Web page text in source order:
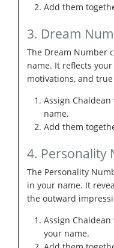
Add them
3. Dream
The Dream Number
name. It reflects
motivations, and
Assign
name.
Add them
4. Personality
The Personality
in your name. It
the outward
Assign
your name.